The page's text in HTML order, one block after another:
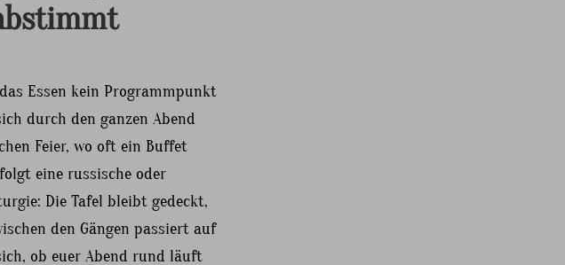
Essen kein Programmpunkt
durch den ganzen Abend
Feier, wo oft ein Buffet
eine russische oder
Die Tafel bleibt gedeckt,
den Gängen passiert auf
ob euer Abend rund läuft